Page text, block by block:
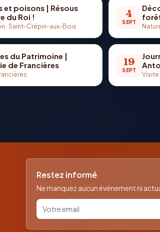
et poisons | Résous
du Roi !
· Saint-Crépin-aux-Bois
4
SEPT
du Patrimoine |
de Francières
19
SEPT
Restez informé
Ne manquez aucun événement ni
Votre email pour la newsletter